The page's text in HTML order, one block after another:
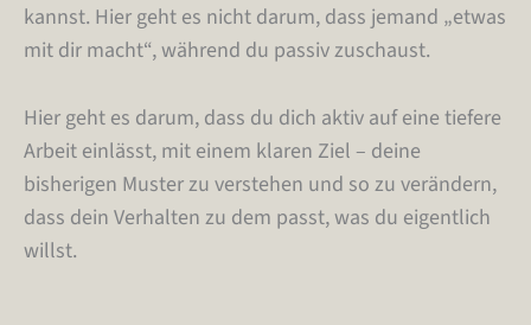
kannst. Hier geht es nicht darum, dass jemand „etwas
mit dir macht“, während du passiv zuschaust.
Hier geht es darum, dass du dich aktiv auf eine tiefere
Arbeit einlässt, mit einem klaren Ziel – deine
bisherigen Muster zu verstehen und so zu verändern,
dass dein Verhalten zu dem passt, was du eigentlich
willst.